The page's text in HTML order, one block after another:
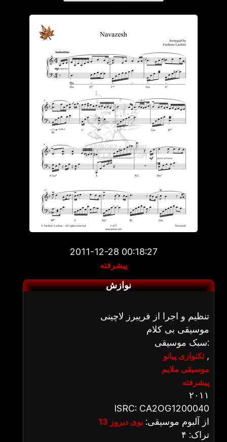
2011-12-28 00:18:27
پیشرفته
نوازش
تنظیم و اجرا از فریبرز لاچینی
موسیقی بی کلام
سبک موسیقی:
تکنوازی پیانو,
موسیقی ملایم
پیشرفته
۲۰۱۱
ISRC: CA2OG1200040
از آلبوم موسیقی: بوی دیروز 13
تراک: ۴